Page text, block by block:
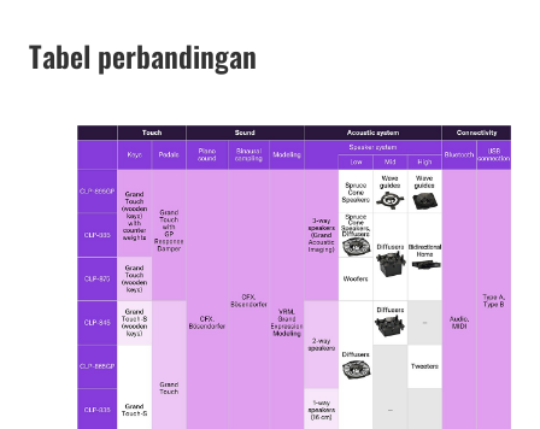
Tabel perbandingan